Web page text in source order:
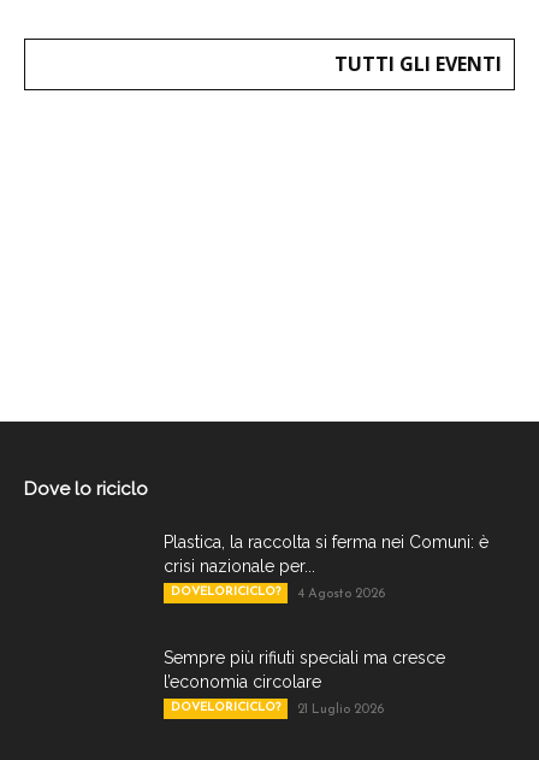
TUTTI GLI EVENTI
Dove lo riciclo
Plastica, la raccolta si ferma nei Comuni: è
crisi nazionale per...
DOVELORICICLO? 4 Agosto 2026
Sempre più rifiuti speciali ma cresce
l’economia circolare
DOVELORICICLO? 21 Luglio 2026